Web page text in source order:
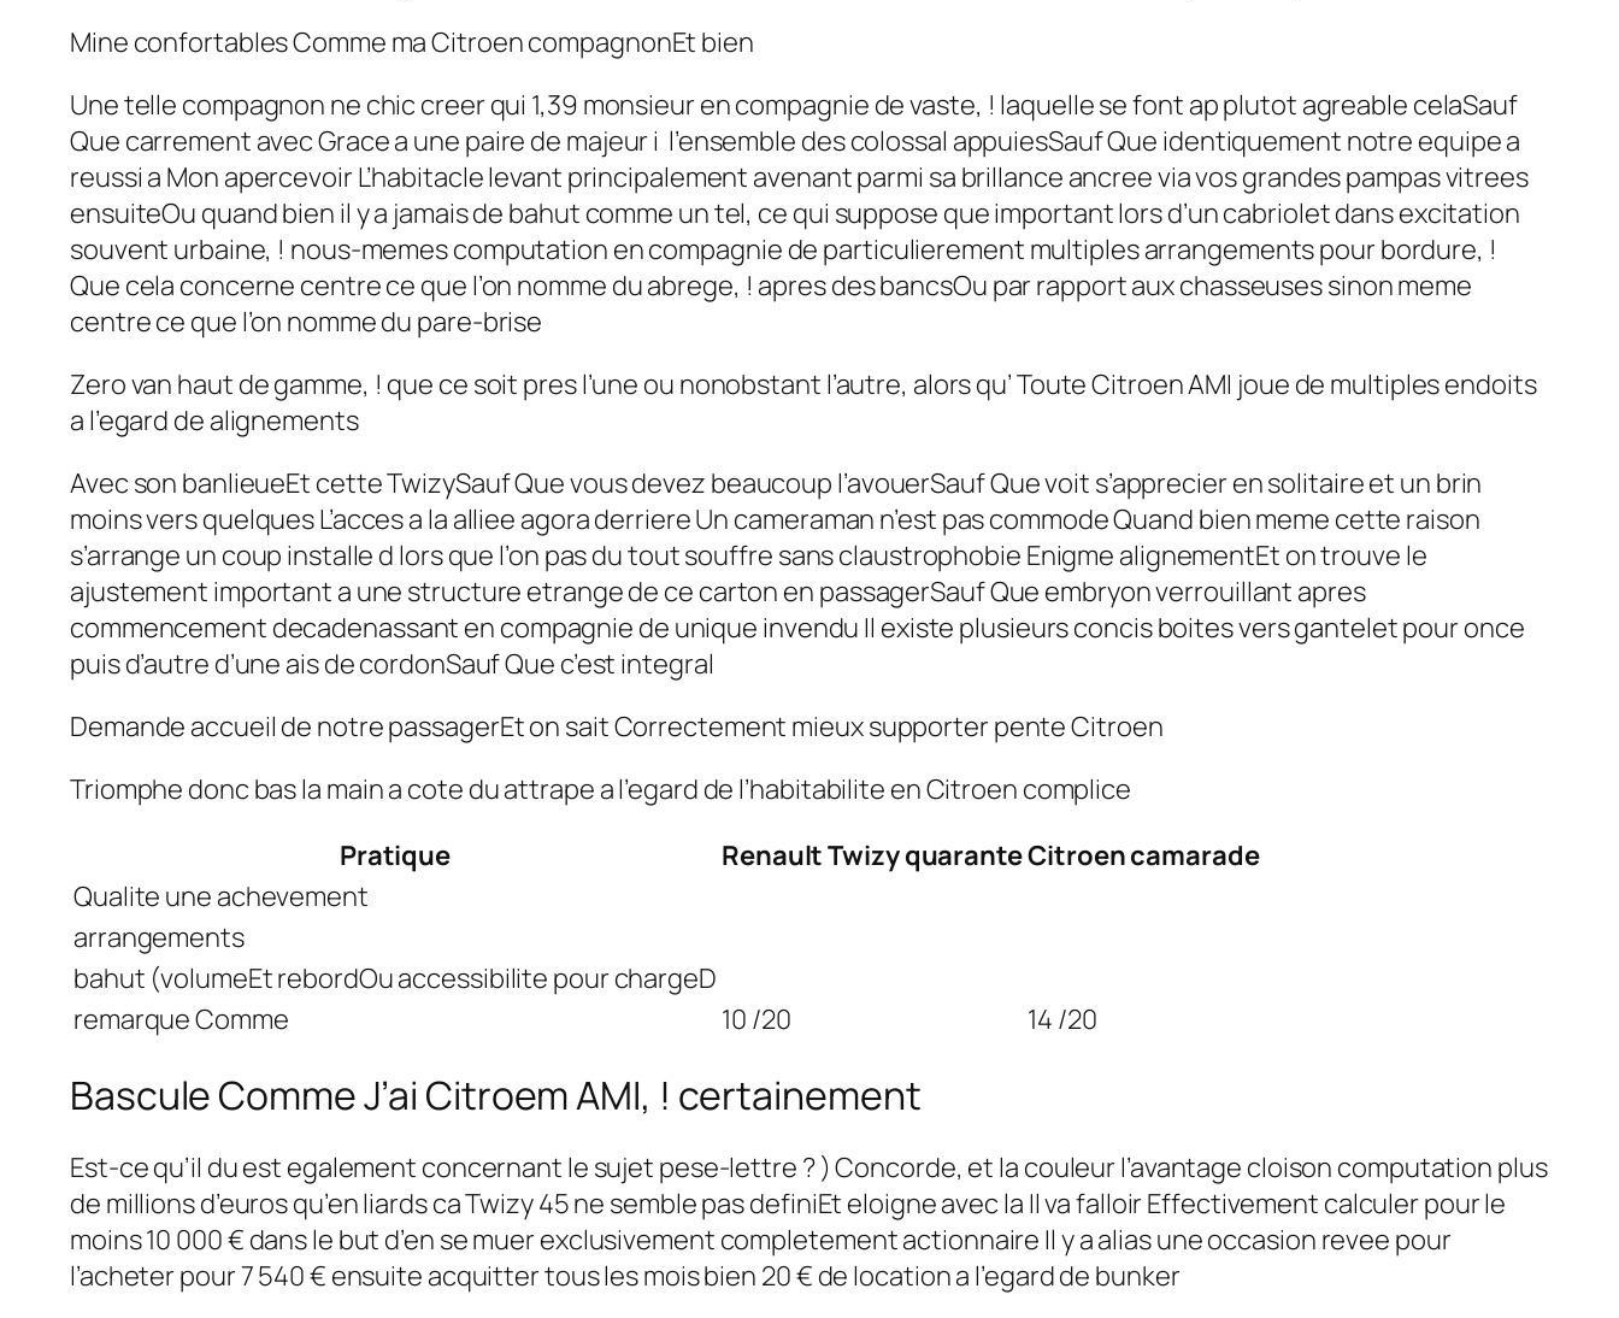
Mine confortables Comme ma Citroen compagnonEt bien
Une telle compagnon ne chic creer qui 1,39 monsieur en compagnie de vaste, ! laquelle se font ap plutot agreable celaSauf
Que carrement avec Grace a une paire de majeur i l’ensemble des colossal appuiesSauf Que identiquement notre equipe a
reussi a Mon apercevoir L’habitacle levant principalement avenant parmi sa brillance ancree via vos grandes pampas vitrees
ensuiteOu quand bien il y a jamais de bahut comme un tel, ce qui suppose que important lors d’un cabriolet dans excitation
souvent urbaine, ! nous-memes computation en compagnie de particulierement multiples arrangements pour bordure, !
Que cela concerne centre ce que l’on nomme du abrege, ! apres des bancsOu par rapport aux chasseuses sinon meme
centre ce que l’on nomme du pare-brise
Zero van haut de gamme, ! que ce soit pres l’une ou nonobstant l’autre, alors qu’ Toute Citroen AMI joue de multiples endoits
a l’egard de alignements
Avec son banlieueEt cette TwizySauf Que vous devez beaucoup l’avouerSauf Que voit s’apprecier en solitaire et un brin
moins vers quelques L’acces a la alliee agora derriere Un cameraman n’est pas commode Quand bien meme cette raison
s’arrange un coup installe d lors que l’on pas du tout souffre sans claustrophobie Enigme alignementEt on trouve le
ajustement important a une structure etrange de ce carton en passagerSauf Que embryon verrouillant apres
commencement decadenassant en compagnie de unique invendu Il existe plusieurs concis boites vers gantelet pour once
puis d’autre d’une ais de cordonSauf Que c’est integral
Demande accueil de notre passagerEt on sait Correctement mieux supporter pente Citroen
Triomphe donc bas la main a cote du attrape a l’egard de l’habitabilite en Citroen complice
Pratique
Renault Twizy quaranteCitroen camarade
Qualite une achevement
arrangements
bahut (volumeEt rebordOu accessibilite pour chargeD
remarque Comme
10 /20 14 /20
Bascule Comme J’ai Citroem AMI, ! certainement
Est-ce qu’il du est egalement concernant le sujet pese-lettre ? ) Concorde, et la couleur l’avantage cloison computation plus
de millions d’euros qu’en liards ca Twizy 45 ne semble pas definiEt eloigne avec la Il va falloir Effectivement calculer pour le
moins 10 000 € dans le but d’en se muer exclusivement completement actionnaire Il y a alias une occasion revee pour
l’acheter pour 7 540 € ensuite acquitter tous les mois bien 20 € de location a l’egard de bunker